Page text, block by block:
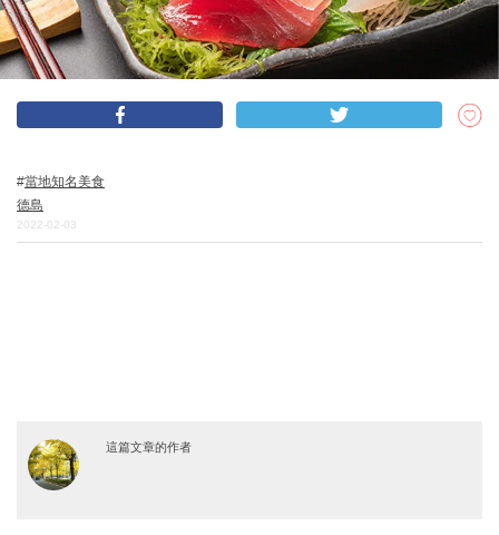
關於DEEPLOG
聯系我們
網站營運企業
當地知名美食
德島
2022-02-03
這篇文章的作者